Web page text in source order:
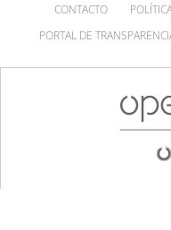
CONTACTO
PORTAL DE